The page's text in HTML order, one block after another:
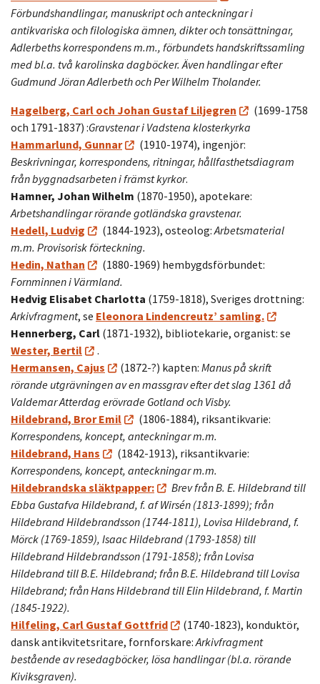
Förbundshandlingar, manuskript och anteckningar i
antikvariska och filologiska ämnen, dikter och tonsättningar,
Adlerbeths korrespondens m.m., förbundets handskriftssamling
med bl.a. två karolinska dagböcker. Även handlingar efter
Gudmund Jöran Adlerbeth och Per Wilhelm Tholander.
Hagelberg, Carl och Johan Gustaf Liljegren
(1699-1758
och 1791-1837) :Gravstenar i Vadstena klosterkyrka
Hammarlund, Gunnar
(1910-1974), ingenjör:
Beskrivningar, korrespondens, ritningar, hållfasthetsdiagram
från byggnadsarbeten i främst kyrkor.
Hamner, Johan Wilhelm (1870-1950), apotekare:
Arbetshandlingar rörande gotländska gravstenar.
Hedell, Ludvig
(1844-1923), osteolog: Arbetsmaterial
m.m. Provisorisk förteckning.
Hedin, Nathan
(1880-1969) hembygdsförbundet:
Fornminnen i Värmland.
Hedvig Elisabet Charlotta (1759-1818), Sveriges drottning:
Arkivfragment, se Eleonora Lindencreutz’ samling.
Hennerberg, Carl (1871-1932), bibliotekarie, organist: se
Wester, Bertil
.
Hermansen, Cajus
(1872-?) kapten: Manus på skrift
rörande utgrävningen av en massgrav efter det slag 1361 då
Valdemar Atterdag erövrade Gotland och Visby.
Hildebrand, Bror Emil
(1806-1884), riksantikvarie:
Korrespondens, koncept, anteckningar m.m.
Hildebrand, Hans
(1842-1913), riksantikvarie:
Korrespondens, koncept, anteckningar m.m.
Hildebrandska släktpapper:
Brev från B. E. Hildebrand till
Ebba Gustafva Hildebrand, f. af Wirsén (1813-1899); från
Hildebrand Hildebrandsson (1744-1811), Lovisa Hildebrand, f.
Mörck (1769-1859), Isaac Hildebrand (1793-1858) till
Hildebrand Hildebrandsson (1791-1858); från Lovisa
Hildebrand till B.E. Hildebrand; från B.E. Hildebrand till Lovisa
Hildebrand; från Hans Hildebrand till Elin Hildebrand, f. Martin
(1845-1922).
Hilfeling, Carl Gustaf Gottfrid
(1740-1823), konduktör,
dansk antikvitetsritare, fornforskare: Arkivfragment
bestående av resedagböcker, lösa handlingar (bl.a. rörande
Kiviksgraven).